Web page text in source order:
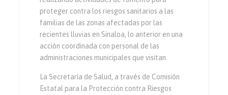
proteger contra los riesgos sanitarios a las
familias de las zonas afectadas por las
recientes lluvias en Sinaloa, lo anterior en una
acción coordinada con personal de las
administraciones municipales que visitan.
La Secretaría de Salud, a través de Comisión
Estatal para la Protección contra Riesgos